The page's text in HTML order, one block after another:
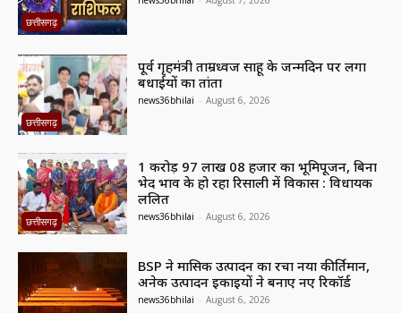
छत्तीसगढ़
छत्तीसगढ़
पूर्व गृहमंत्री ताम्रध्वज साहू के जन्मदिन पर लगा
बधाईयों का तांता
news36bhilai - August 6, 2026
छत्तीसगढ़
1 करोड़ 97 लाख 08 हजार का भूमिपूजन, बिना
भेद भाव के हो रहा रिसाली में विकास : विधायक
ललित
news36bhilai - August 6, 2026
BSP ने मासिक उत्पादन का रचा नया कीर्तिमान,
अनेक उत्पादन इकाइयों ने बनाए नए रिकॉर्ड
news36bhilai - August 6, 2026